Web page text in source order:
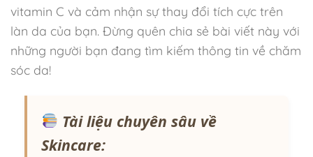
vitamin C và cảm nhận sự thay đổi tích cực trên
làn da của bạn. Đừng quên chia sẻ bài viết này với
những người bạn đang tìm kiếm thông tin về chăm
sóc da!
Tài liệu chuyên sâu về
Skincare: